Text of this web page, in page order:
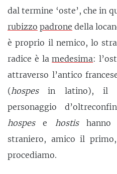
dal termine ‘oste’, che in
rubizzo padrone della
è proprio il nemico, lo
radice è lamedesima:
attraverso l’antico
(hospesin latino), il
personaggio
hospese hostishanno
straniero, amico il
procediamo.